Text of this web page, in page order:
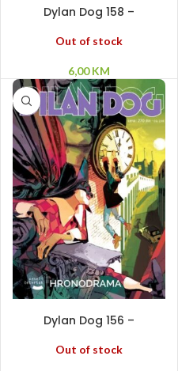
Dylan Dog 158 –
noć
Out of stock
6,00KM
Dylan Dog 156 –
Out of stock